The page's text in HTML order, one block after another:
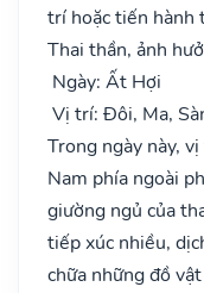
trí hoặc tiến hành
Thai thần, ảnh
Ngày: Ất Hợi
Vị trí: Đôi, Ma,
Trong ngày này,
Nam phía ngoài
giường ngủ của
tiếp xúc nhiều,
chữa những đồ